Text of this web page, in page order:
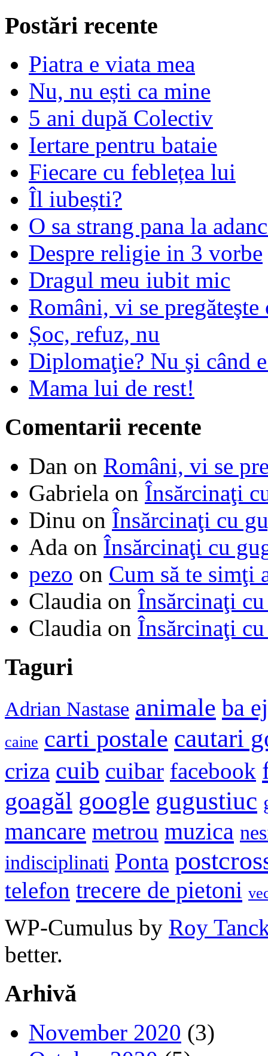
Postări recente
Piatra e viata mea
Nu, nu ești ca mine
5 ani după Colectiv
Iertare pentru bataie
Fiecare cu feblețea lui
Îl iubești?
O sa strang pana la
Despre religie in 3 vorbe
Dragul meu iubit mic
Români, vi se pregăteşte
Șoc, refuz, nu
Diplomaţie? Nu şi când
Mama lui de rest!
Comentarii recente
Dan on Români, vi se
Gabriela on Însărcinaţi
Dinu on Însărcinaţi cu
Ada on Însărcinaţi cu
pezo on Cum să te simţi
Claudia on Însărcinaţi
Claudia on Însărcinaţi
Taguri
Adrian Nastase animale ba
caine carti postale cautari
criza cuib cuibar facebook
goagăl google gugustiuc
mancare metrou muzica
indisciplinati Ponta
telefon trecere de pietoni
WP-Cumulus by Roy
better.
Arhivă
November 2020 (3)